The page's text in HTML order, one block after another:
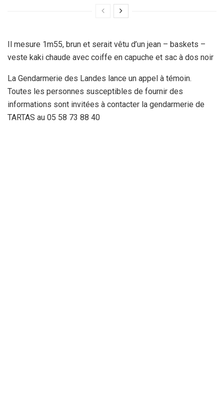
Il mesure 1m55, brun et serait vêtu d’un jean – baskets –
veste kaki chaude avec coiffe en capuche et sac à dos noir
La Gendarmerie des Landes lance un appel à témoin.
Toutes les personnes susceptibles de fournir des
informations sont invitées à contacter la gendarmerie de
TARTAS au 05 58 73 88 40